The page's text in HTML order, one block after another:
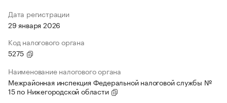
Дата регистрации
29 января 2026
Код налогового органа
5275
Наименование налогового органа
Межрайонная инспекция Федеральной налоговой службы №
15 по Нижегородской области